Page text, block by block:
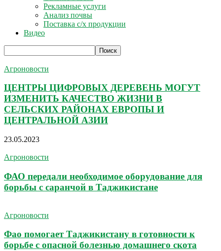
Рекламные услуги
Анализ почвы
Поставка с/х продукции
Видео
Агроновости
ЦЕНТРЫ ЦИФРОВЫХ ДЕРЕВЕНЬ МОГУТ
ИЗМЕНИТЬ КАЧЕСТВО ЖИЗНИ В
СЕЛЬСКИХ РАЙОНАХ ЕВРОПЫ И
ЦЕНТРАЛЬНОЙ АЗИИ
23.05.2023
Агроновости
ФАО передали необходимое оборудование для
борьбы с саранчой в Таджикистане
Агроновости
Фао помогает Таджикистану в готовности к
борьбе с опасной болезнью домашнего скота